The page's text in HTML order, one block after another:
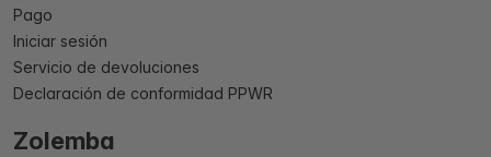
Pago
Iniciar sesión
Servicio de devoluciones
Declaración de conformidad PPWR
Zolemba